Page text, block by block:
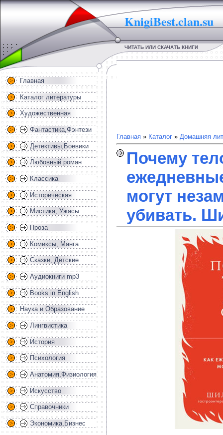
KnigiBest.clan.su
ЧИТАТЬ ИЛИ СКАЧАТЬ КНИГИ
Главная
Каталог литературы
Художественная
Фантастика,Фэнтези
Детективы,Боевики
Любовный роман
Классика
Историческая
Мистика, Ужасы
Проза
Комиксы, Манга
Сказки, Детские
Аудиокниги mp3
Books in English
Наука и Образование
Лингвистика
История
Психология
Анатомия,Физиология
Искусство
Справочники
Экономика,Бизнес
Главная » Каталог » Домашняя
Почему
могут
убивать.